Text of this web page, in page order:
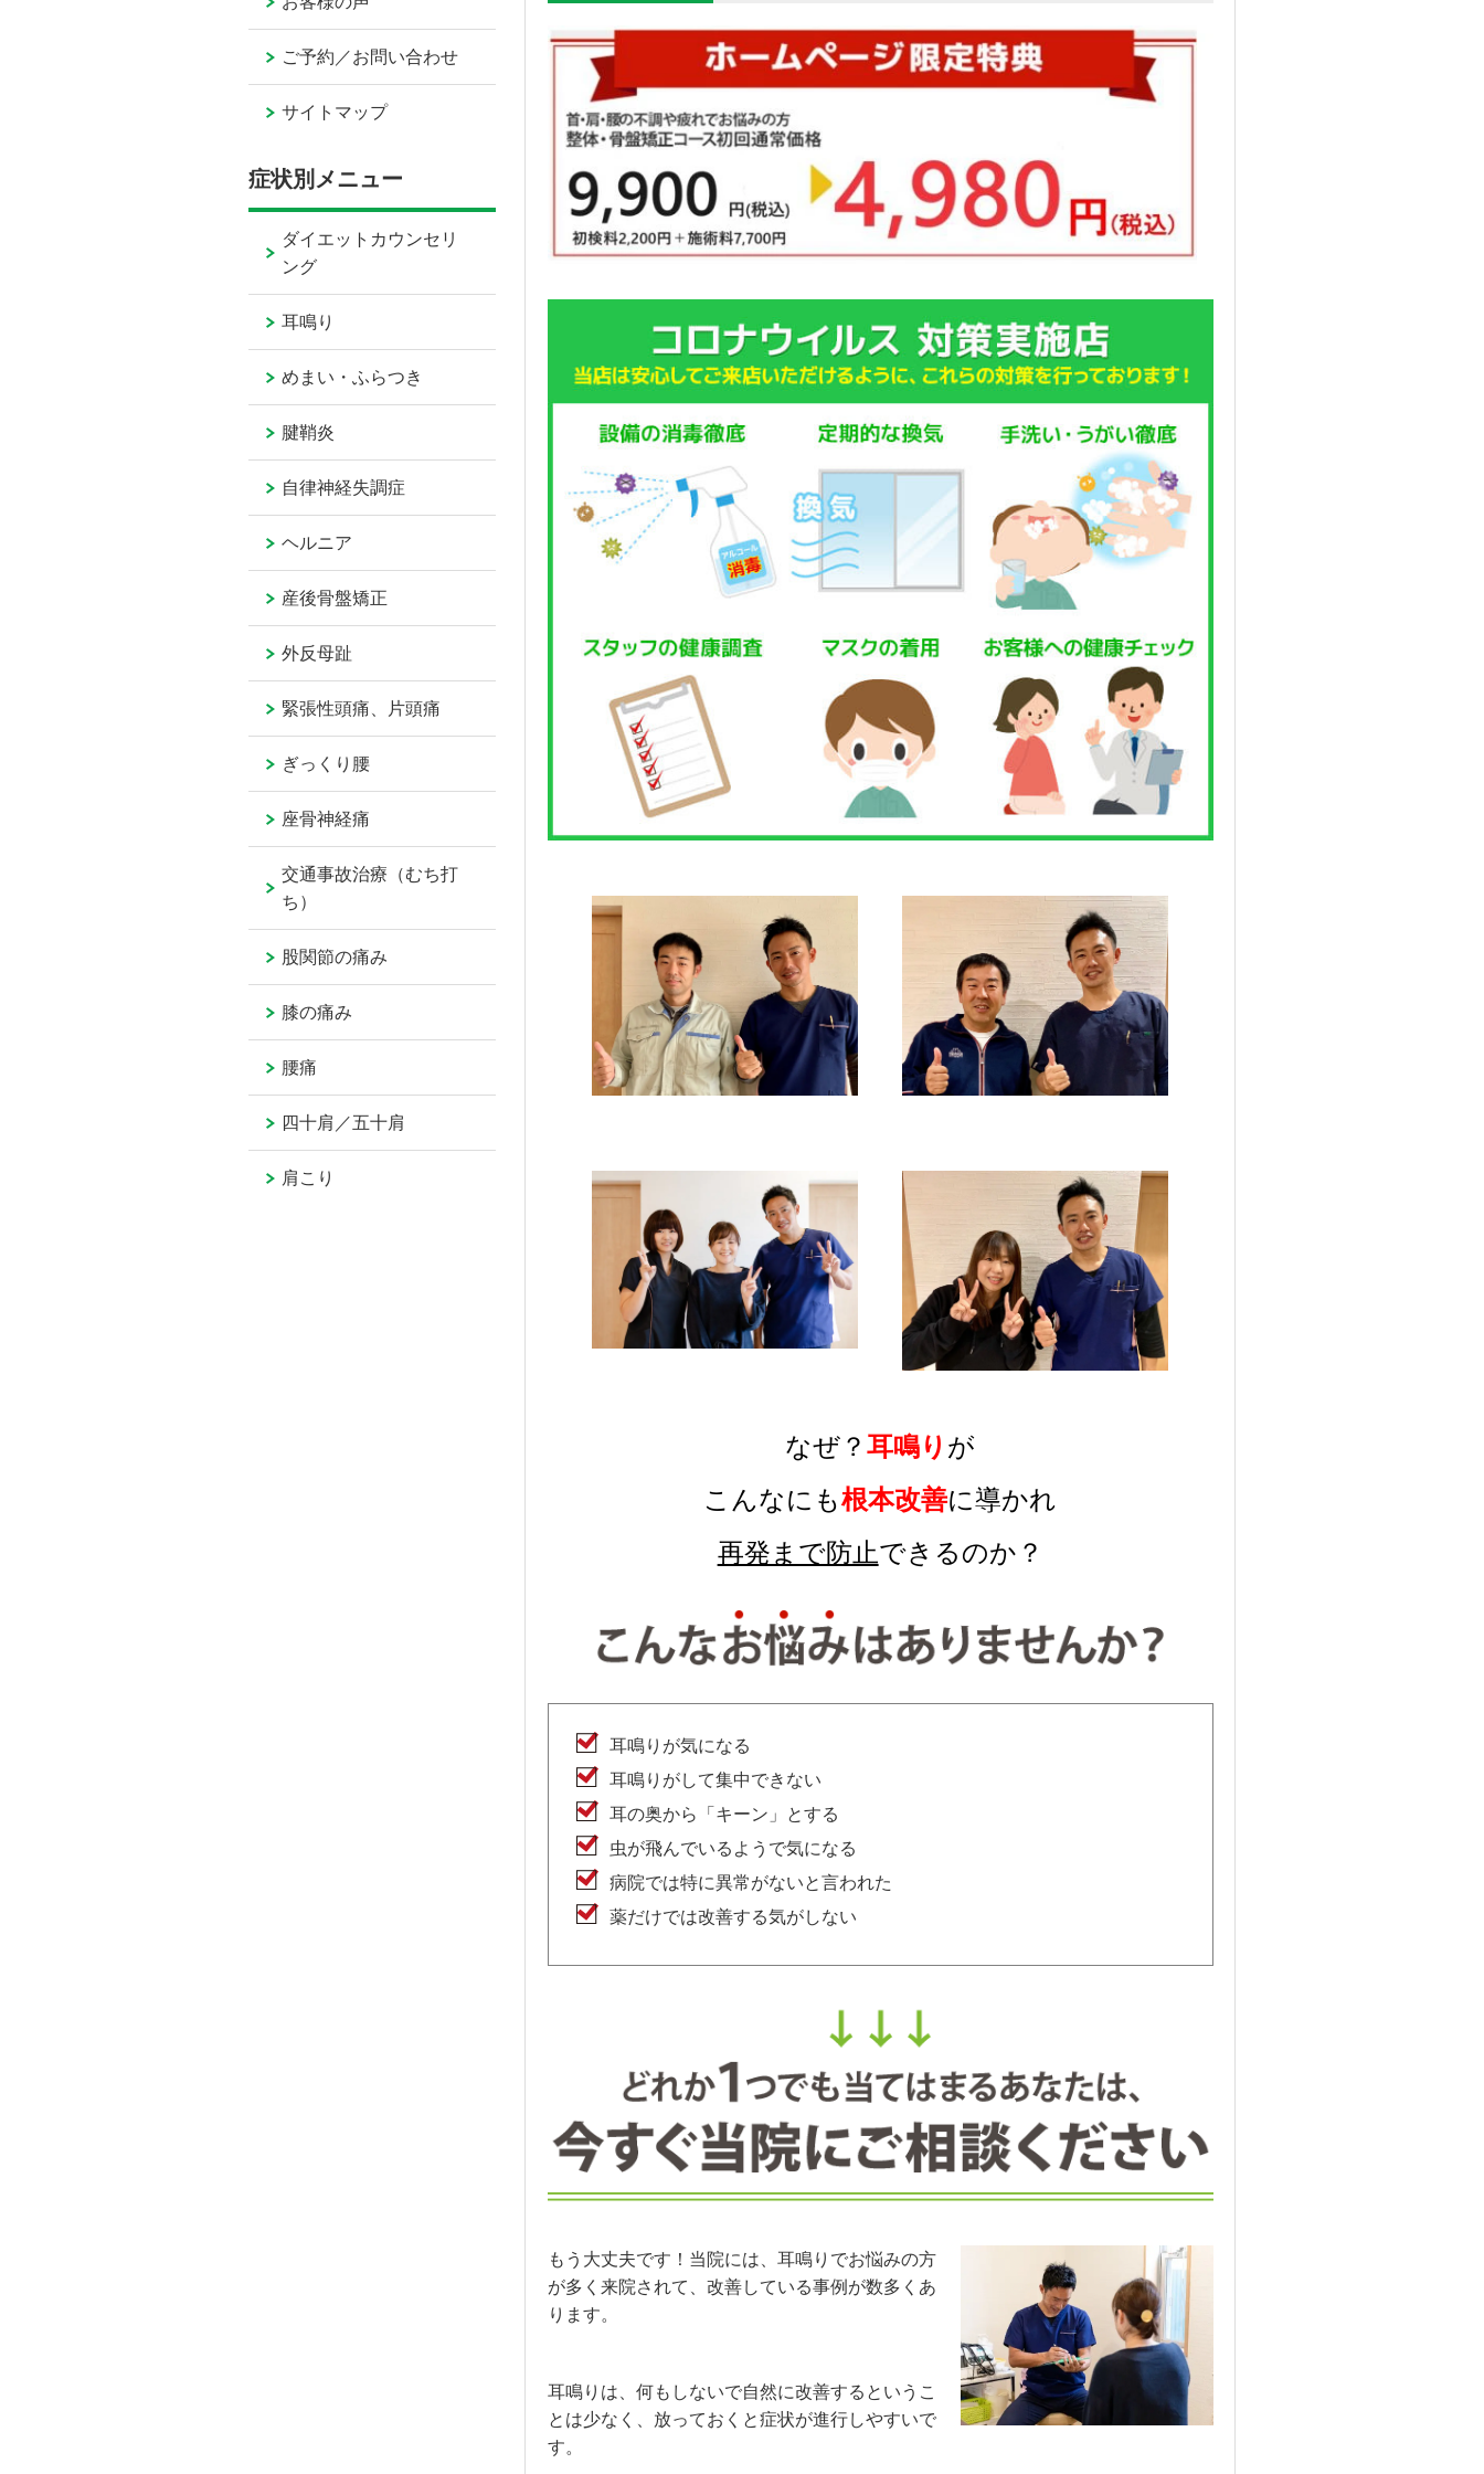
なぜ？耳鳴り が
こんなにも根本改善に導かれ
再発まで防止できるのか？
耳鳴りが気になる
耳鳴りがして集中できない
耳の奥から「キーン」とする
虫が飛んでいるようで気になる
病院では特に異常がないと言われた
薬だけでは改善する気がしない
もう大丈夫です！当院には、耳鳴りでお悩みの方
が多く来院されて、改善している事例が数多くあ
ります。
耳鳴りは、何もしないで自然に改善するというこ
とは少なく、放っておくと症状が進行しやすいで
す。
ご予約／お問い合わせ
サイトマップ
症状別メニュー
ダイエットカウンセリ
ング
耳鳴り
めまい・ふらつき
腱鞘炎
自律神経失調症
ヘルニア
産後骨盤矯正
外反母趾
緊張性頭痛、片頭痛
ぎっくり腰
座骨神経痛
交通事故治療（むち打
ち）
股関節の痛み
膝の痛み
腰痛
四十肩／五十肩
肩こり